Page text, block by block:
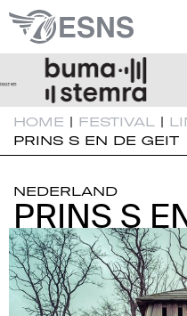
HOME | FESTIVAL |
PRINS S EN DE GEIT
NEDERLAND
PRINS S
PRINS S